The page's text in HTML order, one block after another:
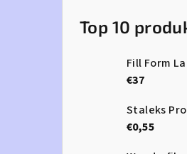
Top 10
Fill Form
€37
€0,55